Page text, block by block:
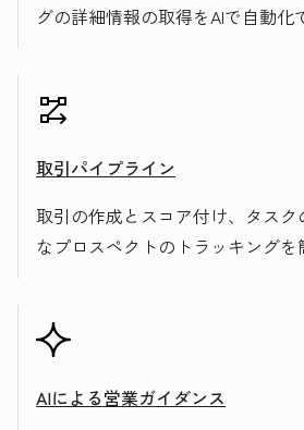
グの詳細情報の取得をAIで自動化
取引パイプライン
取引の作成とスコア付け、タス
なプロスペクトのトラッキングを
AIによる営業ガイダンス